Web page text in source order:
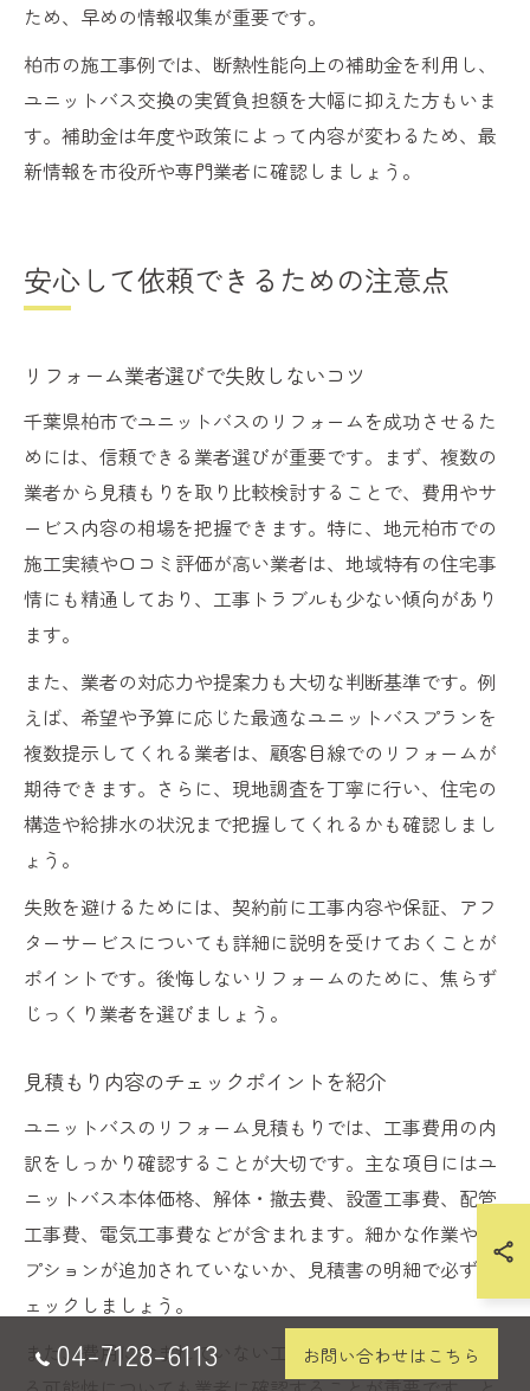
ため、早めの情報収集が重要です。
柏市の施工事例では、断熱性能向上の補助金を利用し、
ユニットバス交換の実質負担額を大幅に抑えた方もいま
す。補助金は年度や政策によって内容が変わるため、最
新情報を市役所や専門業者に確認しましょう。
安心して依頼できるための注意点
リフォーム業者選びで失敗しないコツ
千葉県柏市でユニットバスのリフォームを成功させるた
めには、信頼できる業者選びが重要です。まず、複数の
業者から見積もりを取り比較検討することで、費用やサ
ービス内容の相場を把握できます。特に、地元柏市での
施工実績や口コミ評価が高い業者は、地域特有の住宅事
情にも精通しており、工事トラブルも少ない傾向があり
ます。
また、業者の対応力や提案力も大切な判断基準です。例
えば、希望や予算に応じた最適なユニットバスプランを
複数提示してくれる業者は、顧客目線でのリフォームが
期待できます。さらに、現地調査を丁寧に行い、住宅の
構造や給排水の状況まで把握してくれるかも確認しまし
ょう。
失敗を避けるためには、契約前に工事内容や保証、アフ
ターサービスについても詳細に説明を受けておくことが
ポイントです。後悔しないリフォームのために、焦らず
じっくり業者を選びましょう。
見積もり内容のチェックポイントを紹介
ユニットバスのリフォーム見積もりでは、工事費用の内
訳をしっかり確認することが大切です。主な項目にはユ
ニットバス本体価格、解体・撤去費、設置工事費、配管
工事費、電気工事費などが含まれます。細かな作業やオ
プションが追加されていないか、見積書の明細で必ずチ
ェックしましょう。
また、費用に含まれていない工事や、追加費用が発生す
04-7128-6113 お問い合わせはこちら